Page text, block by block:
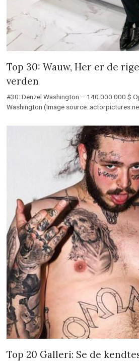
Top 30: Wauw, Her er de
verden
#30: Denzel Washington – 140.000.000 $
Washington (Image source:
Top 20 Galleri: Se de